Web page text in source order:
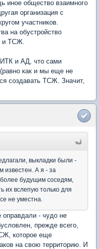
иное общество взаимного
организация с
участников.
на обустройство
и ТСЖ.
и АД, что сами
как и мы еще не
создавать ТСЖ. Значит,
выкладки были -
известен. А я - за
будущим соседям,
их вслепую только для
не уместна.
оправдали - чудо не
прежде всего,
которое еще
на свою территорию. И